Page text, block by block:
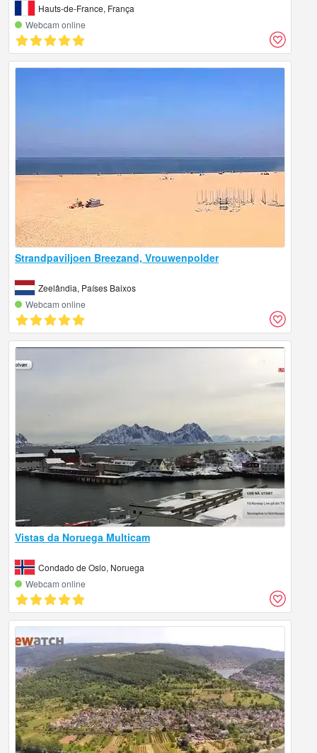
Hauts-de-France, França
Webcam online
Strandpaviljoen Breezand, Vrouwenpolder
Zeelândia, Países Baixos
Webcam online
Vistas da Noruega Multicam
Condado de Oslo, Noruega
Webcam online